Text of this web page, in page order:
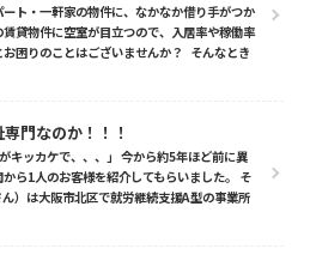
ート・一軒家の物件に、なかなか借り手がつか
貸物件に空室が目立つので、入居率や稼働率
困りのことはございませんか？ そんなとき
門なのか！！！
キッカケで、、、」 今から約5年ほど前に異
ら1人のお客様を紹介してもらいました。 そ
）は大阪市北区で就労継続支援A型の事業所